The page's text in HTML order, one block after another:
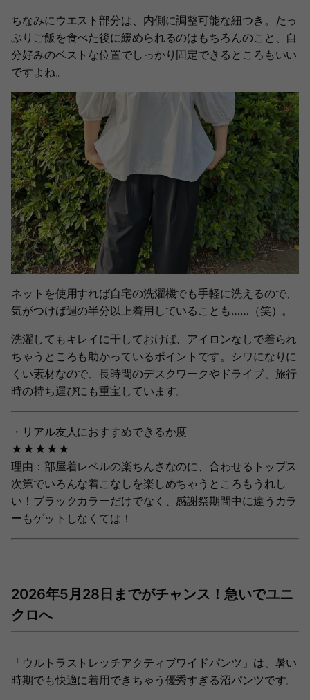
ちなみにウエスト部分は、内側に調整可能な紐つき。たっ
ぷりご飯を食べた後に緩められるのはもちろんのこと、自
分好みのベストな位置でしっかり固定できるところもいい
ですよね。
ネットを使用すれば自宅の洗濯機でも手軽に洗えるので、
気がつけば週の半分以上着用していることも……（笑）。
洗濯してもキレイに干しておけば、アイロンなしで着られ
ちゃうところも助かっているポイントです。シワになりに
くい素材なので、長時間のデスクワークやドライブ、旅行
時の持ち運びにも重宝しています。
・リアル友人におすすめできるか度
★★★★★
理由：部屋着レベルの楽ちんさなのに、合わせるトップス
次第でいろんな着こなしを楽しめちゃうところもうれし
い！ブラックカラーだけでなく、感謝祭期間中に違うカラ
ーもゲットしなくては！
2026年5月28日までがチャンス！急いでユニ
クロへ
「ウルトラストレッチアクティブワイドパンツ」は、暑い
時期でも快適に着用できちゃう優秀すぎる沼パンツです。